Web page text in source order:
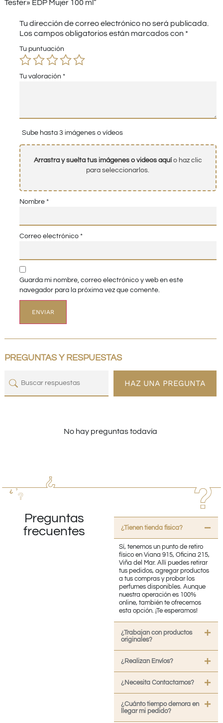
Tester» EDP Mujer 100 ml”
Tu dirección de correo electrónico no será publicada.
Los campos obligatorios están marcados con *
Tu puntuación
Tu valoración *
Sube hasta 3 imágenes o vídeos
Arrastra y suelta tus imágenes o videos aquío haz clic
para seleccionarlos.
Nombre *
Correo electrónico *
Guarda mi nombre, correo electrónico y web en este
navegador para la próxima vez que comente.
PREGUNTAS Y RESPUESTAS
HAZ UNA PREGUNTA
No hay preguntas todavía
Preguntas
frecuentes
¿Tienen tienda fisica?
Sí, tenemos un punto de retiro
físico en Viana 915, Oficina 215,
Viña del Mar. Allí puedes retirar
tus pedidos, agregar productos
a tus compras y probar los
perfumes disponibles. Aunque
nuestra operación es 100%
online, también te ofrecemos
esta opción. ¡Te esperamos!
¿Trabajan con productos
originales?
¿Realizan Envíos?
¿Necesita Contactarnos?
¿Cuánto tiempo demora en
llegar mi pedido?